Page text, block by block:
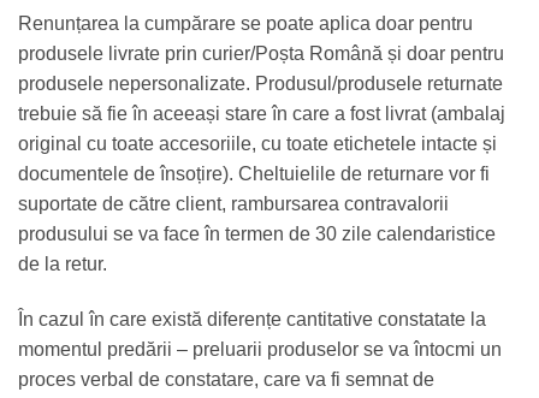
Renunțarea la cumpărare se poate aplica doar pentru
produsele livrate prin curier/Poșta Română și doar pentru
produsele nepersonalizate. Produsul/produsele returnate
trebuie să fie în aceeași stare în care a fost livrat (ambalaj
original cu toate accesoriile, cu toate etichetele intacte și
documentele de însoțire). Cheltuielile de returnare vor fi
suportate de către client, rambursarea contravalorii
produsului se va face în termen de 30 zile calendaristice
de la retur.
În cazul în care există diferențe cantitative constatate la
momentul predării – preluarii produselor se va întocmi un
proces verbal de constatare, care va fi semnat de